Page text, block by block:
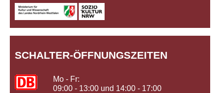
SCHALTER-ÖFFNUNGSZEITEN
Mo - Fr:
09:00 - 13:00 und 14:00 - 17:00